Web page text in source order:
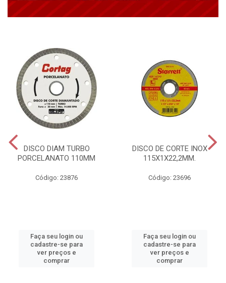
DISCO DIAM TURBO
PORCELANATO 110MM
Código: 23876
Faça seu login ou
cadastre-se para
ver preços e
comprar
DISCO DE CORTE INOX
115X1X22,2MM.
Código: 23696
Faça seu login ou
cadastre-se para
ver preços e
comprar